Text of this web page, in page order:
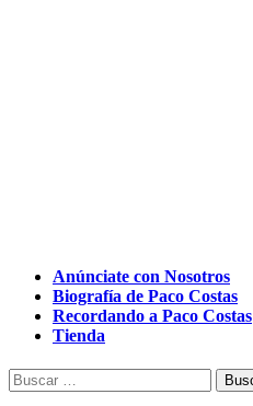
Anúnciate con Nosotros
Biografía de Paco Costas
Recordando a Paco Costas
Tienda
Buscar: